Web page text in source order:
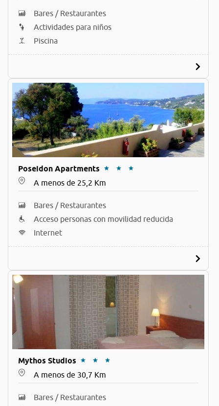
Bares / Restaurantes
Actividades para niños
Piscina
Poseidon Apartments
A menos de 25,2 Km
Bares / Restaurantes
Acceso personas con movilidad reducida
Internet
Mythos Studios
A menos de 30,7 Km
Bares / Restaurantes